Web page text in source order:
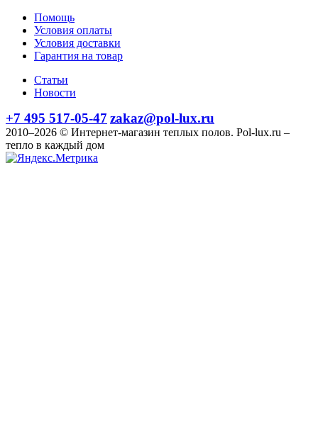
Помощь
Условия оплаты
Условия доставки
Гарантия на товар
Статьи
Новости
+7 495 517-05-47 zakaz@pol-lux.ru
2010–2026 © Интернет-магазин теплых полов. Pol-lux.ru –
тепло в каждый дом